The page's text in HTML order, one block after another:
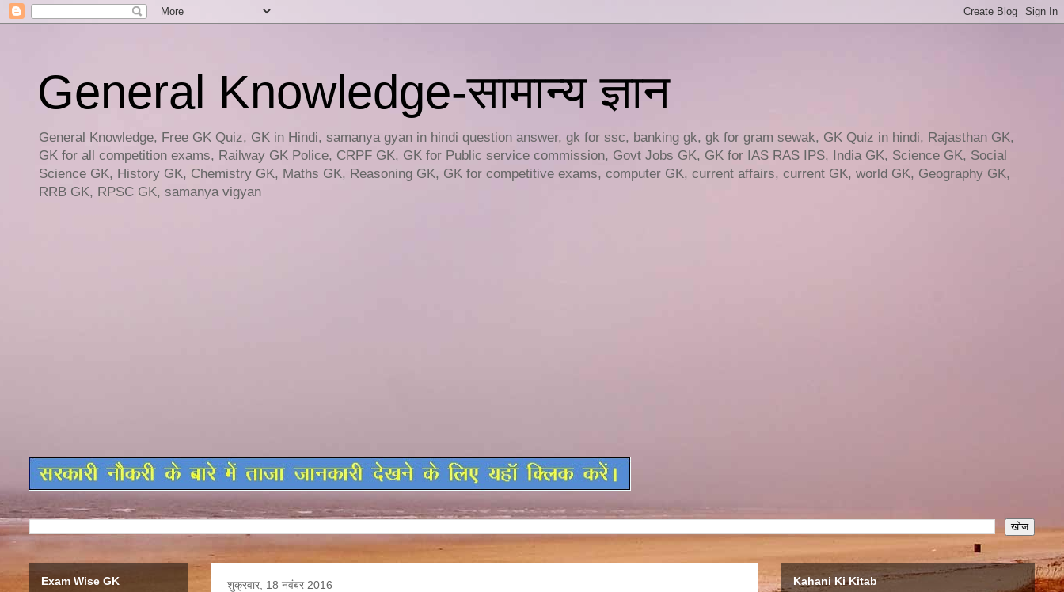
General Knowledge-सामान्य ज्ञान
General Knowledge, Free GK Quiz, GK in Hindi, samanya gyan in hindi question answer, gk for ssc, banking gk, gk for gram sewak, GK Quiz in hindi, Rajasthan GK,
GK for all competition exams, Railway GK Police, CRPF GK, GK for Public service commission, Govt Jobs GK, GK for IAS RAS IPS, India GK, Science GK, Social
Science GK, History GK, Chemistry GK, Maths GK, Reasoning GK, GK for competitive exams, computer GK, current affairs, current GK, world GK, Geography GK,
RRB GK, RPSC GK, samanya vigyan
शुक्रवार, 18 नवंबर 2016
Exam Wise GK Kahani Ki Kitab